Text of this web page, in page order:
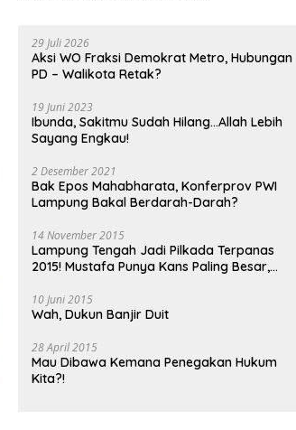
29 Juli 2026
Aksi WO Fraksi Demokrat Metro, Hubungan
PD – Walikota Retak?
19 Juni 2023
Ibunda, Sakitmu Sudah Hilang…Allah Lebih
Sayang Engkau!
2 Desember 2021
Bak Epos Mahabharata, Konferprov PWI
Lampung Bakal Berdarah-Darah?
14 November 2015
Lampung Tengah Jadi Pilkada Terpanas
2015! Mustafa Punya Kans Paling Besar,
10 Juni 2015
Wah, Dukun Banjir Duit
28 April 2015
Mau Dibawa Kemana Penegakan Hukum
Kita?!